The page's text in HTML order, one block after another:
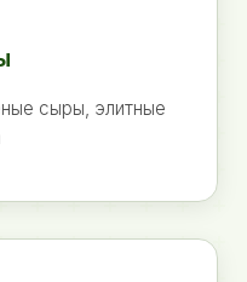
сыры, элитные